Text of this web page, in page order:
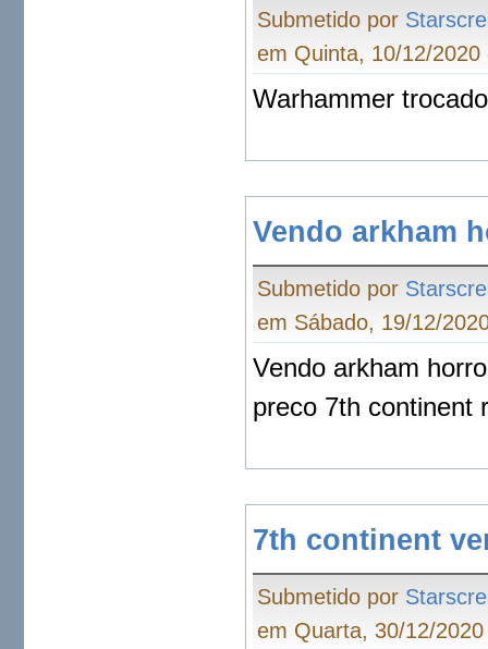
Submetido por
em Quinta, 10/12/2020
Warhammer trocado
Vendo arkham
Submetido por
em Sábado, 19/12/
Vendo arkham
preco 7th continent
7th continent
Submetido por
em Quarta, 30/12/